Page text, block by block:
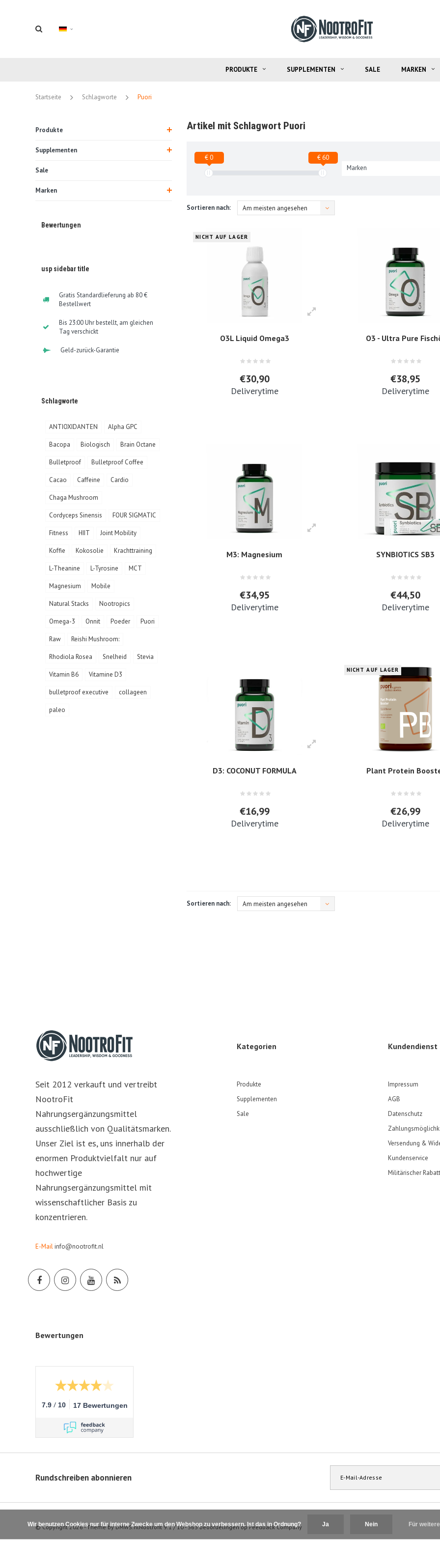
PRODUKTE SUPPLEMENTEN SALE MARKEN
Startseite Schlagworte Puori
Produkte
Supplementen
Sale
Marken
Bewertungen
usp sidebar title
Gratis Standardlieferung ab 80 €
Bestellwert
Bis 23:00 Uhr bestellt, am gleichen
Tag verschickt
Geld-zurück-Garantie
Schlagworte
ANTIOXIDANTEN Alpha GPC
Bacopa Biologisch Brain Octane
Bulletproof Bulletproof Coffee
Cacao Caffeine Cardio
Chaga Mushroom
Cordyceps Sinensis FOUR SIGMATIC
Fitness HIIT Joint Mobility
Koffie Kokosolie Krachttraining
L-Theanine L-Tyrosine MCT
Magnesium Mobile
Natural Stacks Nootropics
Omega-3 Onnit Poeder Puori
Raw Reishi Mushroom:
Rhodiola Rosea Snelheid Stevia
Vitamin B6 Vitamine D3
bulletproof executive collageen
paleo
Artikel mit Schlagwort Puori
€ 0
€ 60
Marken
Sortieren nach: Am meisten angesehen
NICHT AUF LAGER
O3L Liquid Omega3
€30,90
Deliverytime
O3 - Ultra Pure
€38,95
Deliverytime
M3: Magnesium
€34,95
Deliverytime
SYNBIOTICS SB3
€44,50
Deliverytime
D3: COCONUT FORMULA
€16,99
Deliverytime
NICHT AUF LAGER
Plant Protein
€26,99
Deliverytime
Sortieren nach: Am meisten angesehen
Seit 2012 verkauft und vertreibt
NootroFit
Nahrungsergänzungsmittel
ausschließlich von Qualitätsmarken.
Unser Ziel ist es, uns innerhalb der
enormen Produktvielfalt nur auf
hochwertige
Nahrungsergänzungsmittel mit
wissenschaftlicher Basis zu
konzentrieren.
E-Mailinfo@nootrofit.nl
Kategorien
Produkte
Supplementen
Sale
Kundendienst
Impressum
AGB
Datenschutz
Versendung &
Kundenservice
Militärischer Rabatt
Bewertungen
7.9 / 10 17 Bewertungen
Rundschreiben abonnieren
© Copyright 2026 - Theme byDMWS.nlNootrofit 9.1/10-363beoordelingen opFeedback Company
Wir benutzen Cookies nur für interne Zwecke um den Webshop zu verbessern. Ist das in Ordnung? Ja Nein Für